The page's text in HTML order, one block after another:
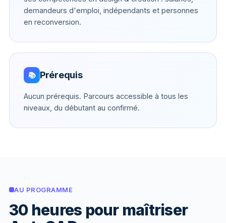
demandeurs d'emploi, indépendants et personnes
en reconversion.
📚 Prérequis
Aucun prérequis. Parcours accessible à tous les
niveaux, du débutant au confirmé.
AU PROGRAMME
30 heures pour maîtriser